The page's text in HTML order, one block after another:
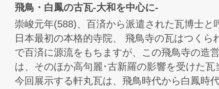
飛鳥・白鳳の古瓦‐大和を中心に‐
崇峻元年(588)、百済から派遣された瓦博士と
日本最初の本格的寺院、 飛鳥寺の瓦はつくら
で百済に源流をもちますが、この飛鳥寺の造
は、そのほか高句麗･古新羅の影響を受けた
今回展示する軒丸瓦は、飛鳥時代から白鳳時